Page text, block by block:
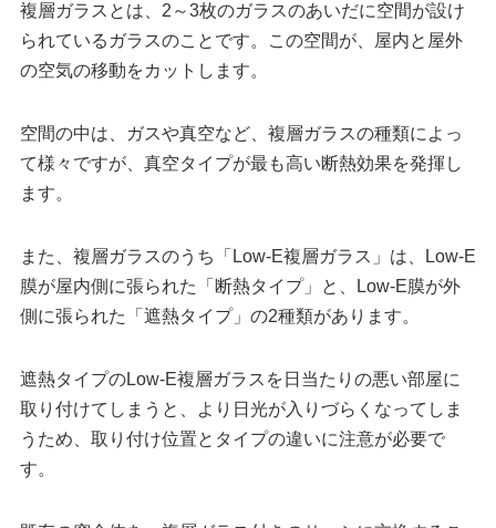
複層ガラスとは、2～3枚のガラスのあいだに空間が設け
られているガラスのことです。この空間が、屋内と屋外
の空気の移動をカットします。
空間の中は、ガスや真空など、複層ガラスの種類によっ
て様々ですが、真空タイプが最も高い断熱効果を発揮し
ます。
また、複層ガラスのうち「Low-E複層ガラス」は、Low-E
膜が屋内側に張られた「断熱タイプ」と、Low-E膜が外
側に張られた「遮熱タイプ」の2種類があります。
遮熱タイプのLow-E複層ガラスを日当たりの悪い部屋に
取り付けてしまうと、より日光が入りづらくなってしま
うため、取り付け位置とタイプの違いに注意が必要で
す。